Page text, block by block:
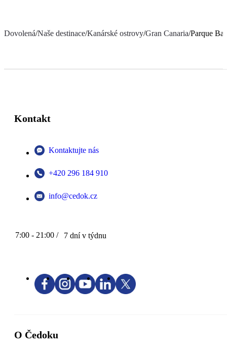
Dovolená/Naše destinace/Kanárské ostrovy/Gran Canaria/Parque
Kontakt
Kontaktujte nás
+420 296 184 910
info@cedok.cz
7:00 - 21:00 / 7 dní v týdnu
O Čedoku